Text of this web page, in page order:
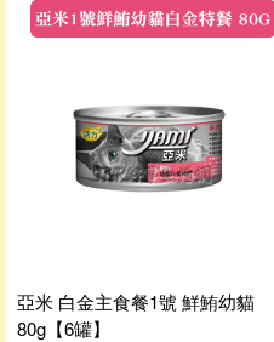
亞米 白金主食餐1號 鮮鮪幼貓
80g【6罐】